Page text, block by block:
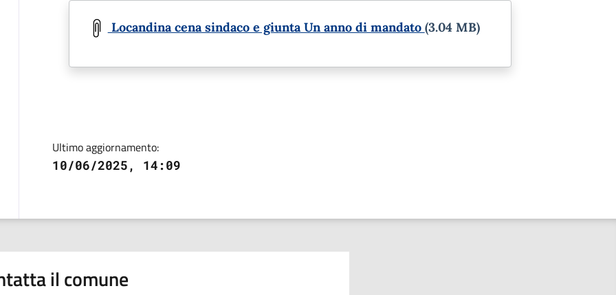
Locandina cena sindaco e giunta Un anno di mandato (3.04 MB)
Ultimo aggiornamento:
10/06/2025, 14:09
il comune